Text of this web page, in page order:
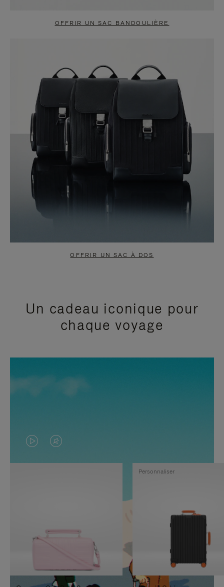
OFFRIR UN SAC BANDOULIÈRE
OFFRIR UN SAC À DOS
Un cadeau iconique pour
chaque voyage
LA
VIDÉO
PAUSE,
APPUYEZ
SUR
LE
SON
DÉSACTIVÉ.
VEUILLEZ
Personnaliser